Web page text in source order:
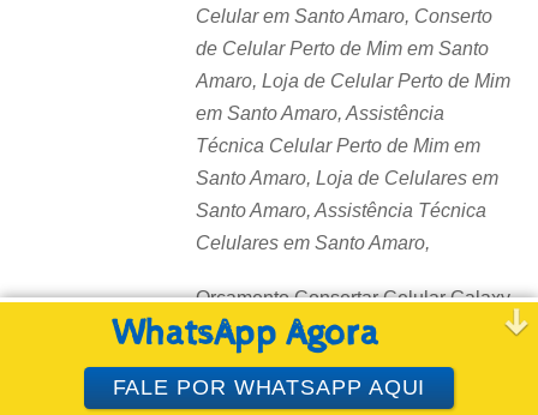
Celular em Santo Amaro, Conserto
de Celular Perto de Mim em Santo
Amaro, Loja de Celular Perto de Mim
em Santo Amaro, Assistência
Técnica Celular Perto de Mim em
Santo Amaro, Loja de Celulares em
Santo Amaro, Assistência Técnica
Celulares em Santo Amaro,
Orçamento Consertar Celular Galaxy
em Santo Amaro, Consertar
Smartphone em Santo Amaro,
Consertar meu Celular em Santo
WhatsApp Agora
FALE POR WHATSAPP AQUI